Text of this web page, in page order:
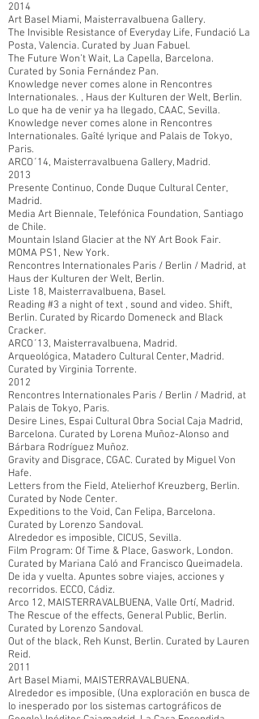
2014
Art Basel Miami, Maisterravalbuena Gallery.
The Invisible Resistance of Everyday Life, Fundació La
Posta, Valencia. Curated by Juan Fabuel.
The Future Won’t Wait, La Capella, Barcelona.
Curated by Sonia Fernández Pan.
Knowledge never comes alone in Rencontres
Internationales. , Haus der Kulturen der Welt, Berlin.
Lo que ha de venir ya ha llegado, CAAC, Sevilla.
Knowledge never comes alone in Rencontres
Internationales. Gaîté lyrique and Palais de Tokyo,
Paris.
ARCO´14, Maisterravalbuena Gallery, Madrid.
2013
Presente Continuo, Conde Duque Cultural Center,
Madrid.
Media Art Biennale, Telefónica Foundation, Santiago
de Chile.
Mountain Island Glacier at the NY Art Book Fair.
MOMA PS1, New York.
Rencontres Internationales Paris / Berlin / Madrid, at
Haus der Kulturen der Welt, Berlin.
Liste 18, Maisterravalbuena, Basel.
Reading #3 a night of text , sound and video. Shift,
Berlin. Curated by Ricardo Domeneck and Black
Cracker.
ARCO´13, Maisterravalbuena, Madrid.
Arqueológica, Matadero Cultural Center, Madrid.
Curated by Virginia Torrente.
2012
Rencontres Internationales Paris / Berlin / Madrid, at
Palais de Tokyo, Paris.
Desire Lines, Espai Cultural Obra Social Caja Madrid,
Barcelona. Curated by Lorena Muñoz-Alonso and
Bárbara Rodríguez Muñoz.
Gravity and Disgrace, CGAC. Curated by Miguel Von
Hafe.
Letters from the Field, Atelierhof Kreuzberg, Berlin.
Curated by Node Center.
Expeditions to the Void, Can Felipa, Barcelona.
Curated by Lorenzo Sandoval.
Alrededor es imposible, CICUS, Sevilla.
Film Program: Of Time & Place, Gaswork, London.
Curated by Mariana Caló and Francisco Queimadela.
De ida y vuelta. Apuntes sobre viajes, acciones y
recorridos. ECCO, Cádiz.
Arco 12, MAISTERRAVALBUENA, Valle Ortí, Madrid.
The Rescue of the effects, General Public, Berlin.
Curated by Lorenzo Sandoval.
Out of the black, Reh Kunst, Berlin. Curated by Lauren
Reid.
2011
Art Basel Miami, MAISTERRAVALBUENA.
Alrededor es imposible, (Una exploración en busca de
lo inesperado por los sistemas cartográficos de